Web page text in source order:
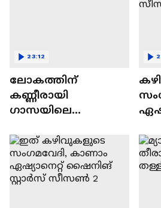
ലോകത്തിന്
കണ്ണീരായി
ഗാസയിലെ
കുഞ്ഞുങ്ങൾ
23:12